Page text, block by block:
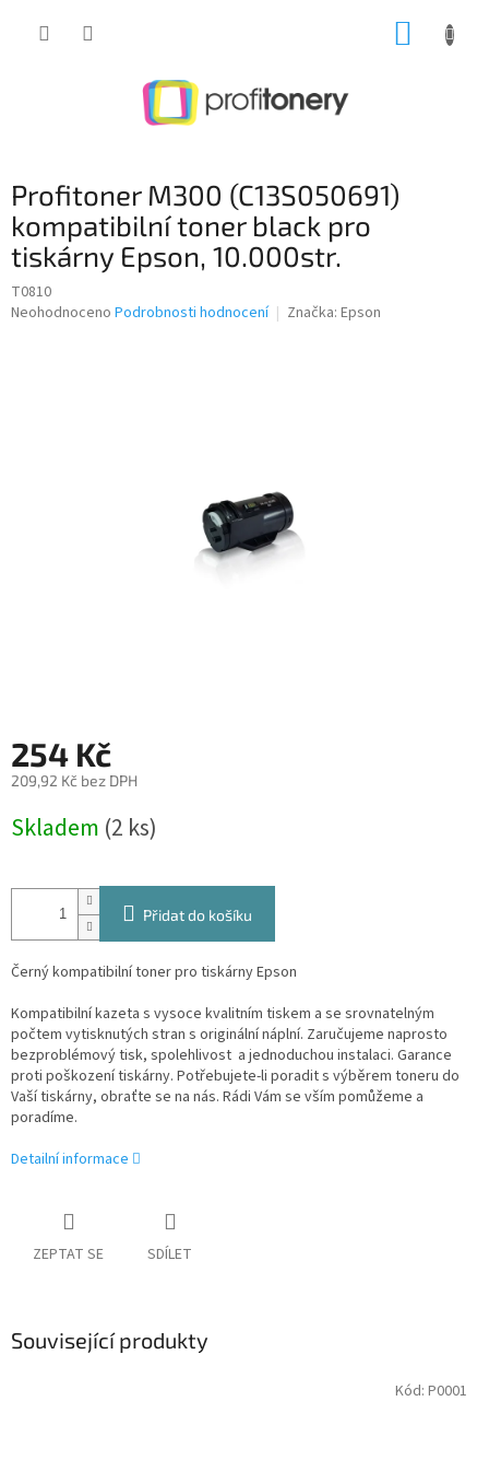
Profitoner M300 (C13S050691)
kompatibilní toner black pro
tiskárny Epson, 10.000str.
T0810
Průměrné
Neohodnoceno Podrobnosti hodnocení Značka: Epson
254 Kč
209,92 Kč bez DPH
cena:
Skladem (2 ks)
Přidat do košíku
Černý kompatibilní toner pro tiskárny Epson
Kompatibilní kazeta s vysoce kvalitním tiskem a se srovnatelným
počtem vytisknutých stran s originální náplní. Zaručujeme naprosto
bezproblémový tisk, spolehlivost a jednoduchou instalaci. Garance
proti poškození tiskárny. Potřebujete-li poradit s výběrem toneru do
Vaší tiskárny, obraťte se na nás. Rádi Vám se vším pomůžeme a
poradíme.
Detailní informace
ZEPTAT SE SDÍLET
Související produkty
Kód: P0001